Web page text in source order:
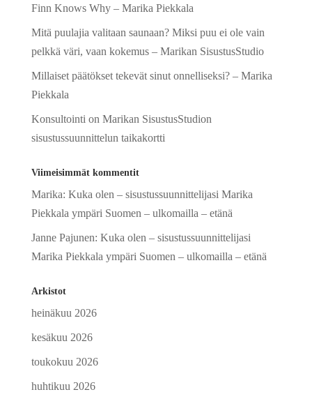
Finn Knows Why – Marika Piekkala
Mitä puulajia valitaan saunaan? Miksi puu ei ole vain
pelkkä väri, vaan kokemus – Marikan SisustusStudio
Millaiset päätökset tekevät sinut onnelliseksi? – Marika
Piekkala
Konsultointi on Marikan SisustusStudion
sisustussuunnittelun taikakortti
Viimeisimmät kommentit
Marika: Kuka olen – sisustussuunnittelijasi Marika
Piekkala ympäri Suomen – ulkomailla – etänä
Janne Pajunen: Kuka olen – sisustussuunnittelijasi
Marika Piekkala ympäri Suomen – ulkomailla – etänä
Arkistot
heinäkuu 2026
kesäkuu 2026
toukokuu 2026
huhtikuu 2026